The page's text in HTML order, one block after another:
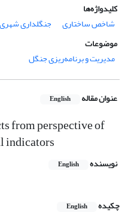
کلیدواژه‌ها
شاخص ساختاری
جنگلداری شهری
موضوعات
مدیریت و برنامه‌ریزی جنگل
عنوان مقاله English
from perspective of
indicators
نویسنده English
چکیده English